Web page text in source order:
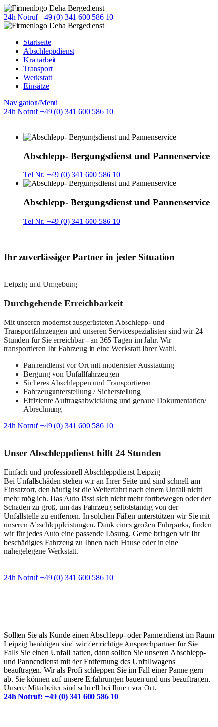
24h Notruf +49 (0) 341 600 586 10
Startseite
Abschleppdienst
Kranarbeit
Transport
Werkstatt
Einsätze
Navigation/Menü
24h Notruf +49 (0) 341 600 586 10
Abschlepp- Bergungsdienst und Pannenservice
Tel Nr. +49 (0) 341 600 586 10
Abschlepp- Bergungsdienst und Pannenservice
Tel Nr. +49 (0) 341 600 586 10
Ihr zuverlässiger Partner in jeder Situation
Leipzig und Umgebung
Durchgehende Erreichbarkeit
Mit unseren modernst ausgerüsteten Abschlepp- und
Transportfahrzeugen und unseren Servicespezialisten sind wir 24
Stunden für Sie erreichbar - an 365 Tagen im Jahr. Wir
transportieren Ihr Fahrzeug in eine Werkstatt Ihrer Wahl.
Pannendienst vor Ort mit modernster Ausstattung
Bergung von Unfallfahrzeugen
Sicheres Abschleppen und Transportieren
Fahrzeugunterstellung / Sicherstellung
Effiziente Auftragsabwicklung und genaue Dokumentation/
Abrechnung
24h Notruf +49 (0) 341 600 586 10
Unser Abschleppdienst hilft 24 Stunden
Einfach und professionell Abschleppdienst Leipzig
Bei Unfallschäden stehen wir an Ihrer Seite und sind schnell am
Einsatzort, den häufig ist die Weiterfahrt nach einem Unfall nicht
mehr möglich. Das Auto lässt sich nicht mehr fortbewegen oder der
Schaden zu groß, um das Fahrzeug selbstständig von der
Unfallstelle zu entfernen. In solchen Fällen unterstützen wir Sie mit
unseren Abschleppleistungen. Dank eines großen Fuhrparks, finden
wir für jedes Auto eine passende Lösung. Gerne bringen wir Ihr
beschädigtes Fahrzeug zu Ihnen nach Hause oder in eine
nahegelegene Werkstatt.
24h Notruf +49 (0) 341 600 586 10
Sollten Sie als Kunde einen Abschlepp- oder Pannendienst im Raum
Leipzig benötigen sind wir der richtige Ansprechpartner für Sie.
Falls Sie einen Unfall hatten, dann sollten Sie unseren Abschlepp-
und Pannendienst mit der Entfernung des Unfallwagens
beauftragen. Wir als Profi schleppen Sie im Fall einer Panne gern
ab. Sie können auf unsere Erfahrungen bauen und uns beauftragen.
Unsere Mitarbeiter sind schnell bei Ihnen vor Ort.
24h Notruf: +49 (0) 341 600 586 10